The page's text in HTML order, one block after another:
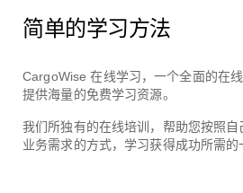
简单的学习方法
CargoWise 在线学习，一个全面的在
提供海量的免费学习资源。
我们所独有的在线培训，帮助您按照
业务需求的方式，学习获得成功所需的